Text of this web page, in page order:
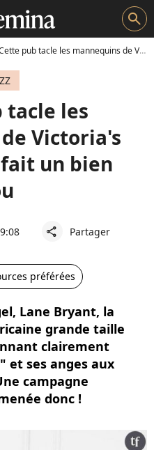
search
pub tacle les mannequins de Victoria's Secret et ça fait un bien fou
tacle les
Victoria's
un bien
share Partager
préférées
Lane Bryant, la
grande taille
clairement
et ses anges aux
campagne
donc !